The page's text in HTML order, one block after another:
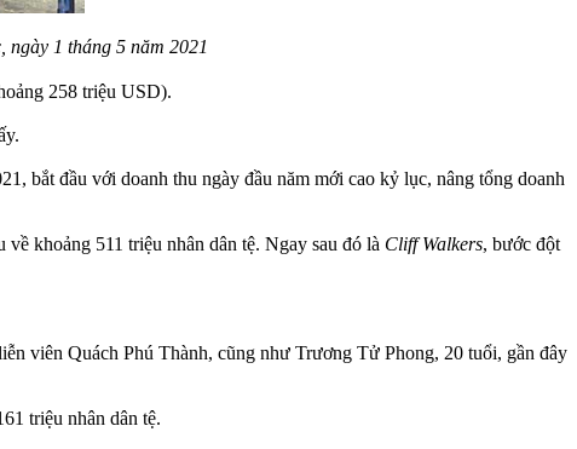
1 tháng 5 năm 2021
258 triệu USD).
bắt đầu với doanh thu ngày đầu năm mới cao kỷ lục, nâng tổng doanh
khoảng 511 triệu nhân dân tệ. Ngay sau đó là Cliff Walkers, bước đột
viên Quách Phú Thành, cũng như Trương Tử Phong, 20 tuổi, gần đây
triệu nhân dân tệ.